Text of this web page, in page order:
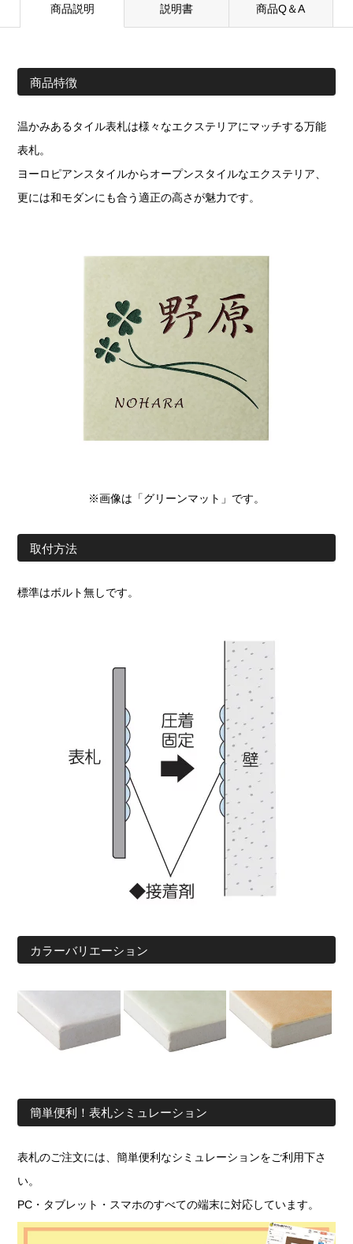
商品説明 説明書 商品Q＆A
商品特徴
温かみあるタイル表札は様々なエクステリアにマッチする万能
表札。
ヨーロピアンスタイルからオープンスタイルなエクステリア、
更には和モダンにも合う適正の高さが魅力です。
※画像は「グリーンマット」です。
取付方法
標準はボルト無しです。
カラーバリエーション
簡単便利！表札シミュレーション
表札のご注文には、簡単便利なシミュレーションをご利用下さ
い。
PC・タブレット・スマホのすべての端末に対応しています。